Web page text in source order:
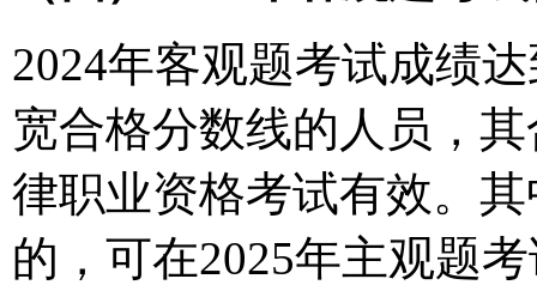
2024年客观题考试成绩
宽合格分数线的人员，
律职业资格考试有效。
的，可在2025年主观题